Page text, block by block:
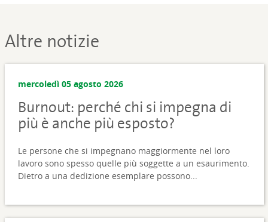
Altre notizie
mercoledì 05 agosto 2026
Burnout: perché chi si impegna di
più è anche più esposto?
Le persone che si impegnano maggiormente nel loro
lavoro sono spesso quelle più soggette a un esaurimento.
Dietro a una dedizione esemplare possono...